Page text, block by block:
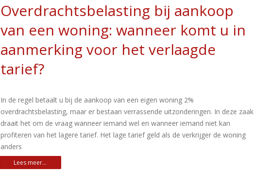
Overdrachtsbelasting bij aankoop
van een woning: wanneer komt u in
aanmerking voor het verlaagde
tarief?
In de regel betaalt u bij de aankoop van een eigen woning 2%
overdrachtsbelasting, maar er bestaan verrassende uitzonderingen. In deze zaak
draait het om de vraag wanneer iemand wel en wanneer iemand niet kan
profiteren van het lagere tarief. Het lage tarief geld als de verkrijger de woning
anders